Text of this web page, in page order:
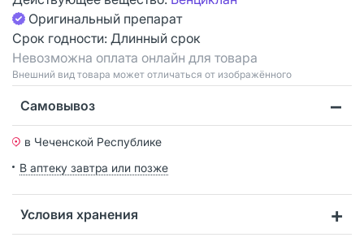
Оригинальный препарат
Срок годности: Длинный срок
Невозможна оплата онлайн для товара
Bнешний вид товара может отличаться от изображённого
Самовывоз
в Чеченской Республике
В аптеку завтра или позже
Условия хранения